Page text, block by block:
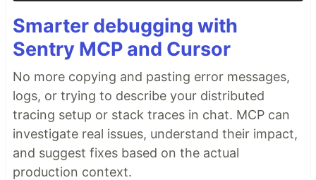
Smarter debugging with
Sentry MCP and Cursor
No more copying and pasting error messages,
logs, or trying to describe your distributed
tracing setup or stack traces in chat. MCP can
investigate real issues, understand their impact,
and suggest fixes based on the actual
production context.